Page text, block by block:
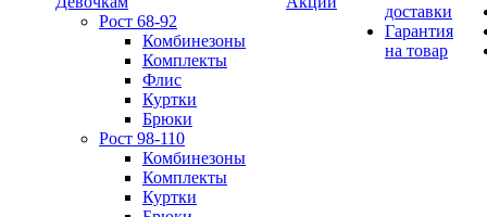
Рост 68-92
Комбинезоны
Комплекты
Флис
Куртки
Брюки
Рост 98-110
Комбинезоны
Комплекты
Куртки
доставки
Гарантия
на товар